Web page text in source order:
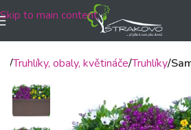
Skip to main content
Truhlíky, obaly, květináče Truhlíky